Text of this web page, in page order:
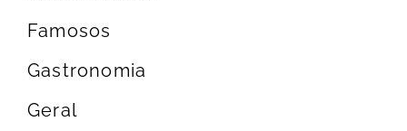
Famosos
Gastronomia
Geral